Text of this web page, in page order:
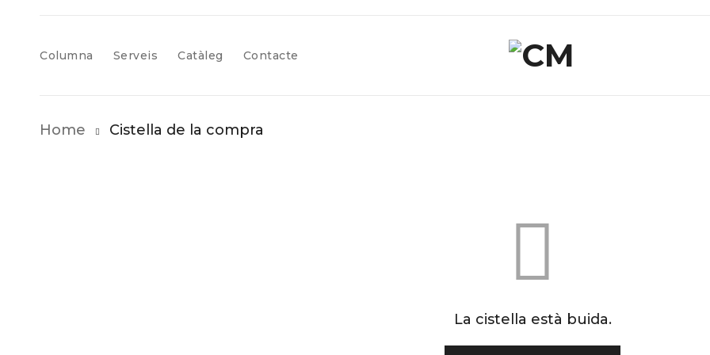
Columna Serveis Catàleg Contacte
Home Cistella de la compra
La cistella està buida.